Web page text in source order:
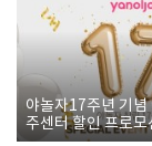
야놀자17주년 기념
주센터 할인 프로모